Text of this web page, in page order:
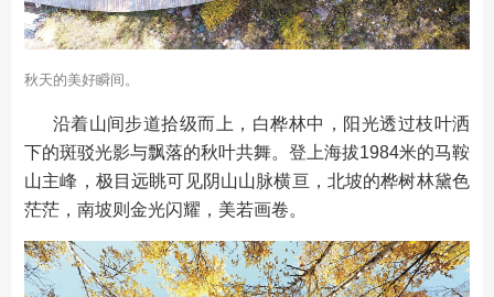
秋天的美好瞬间。
沿着山间步道拾级而上，白桦林中，阳光透过枝叶洒
下的斑驳光影与飘落的秋叶共舞。登上海拔1984米的马鞍
山主峰，极目远眺可见阴山山脉横亘，北坡的桦树林黛色
茫茫，南坡则金光闪耀，美若画卷。